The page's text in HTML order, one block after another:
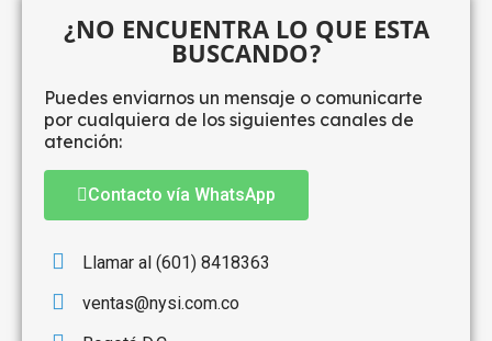
¿NO ENCUENTRA LO QUE ESTA
BUSCANDO?
Puedes enviarnos un mensaje o comunicarte
por cualquiera de los siguientes canales de
atención:
Contacto vía WhatsApp
Llamar al (601) 8418363
ventas@nysi.com.co